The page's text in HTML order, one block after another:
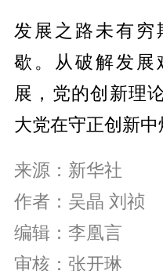
发展之路未有穷
歇。从破解发展
展，党的创新理
大党在守正创新中
来源：新华社
作者： 吴晶 刘祯
编辑：李凰言
审核：张开琳